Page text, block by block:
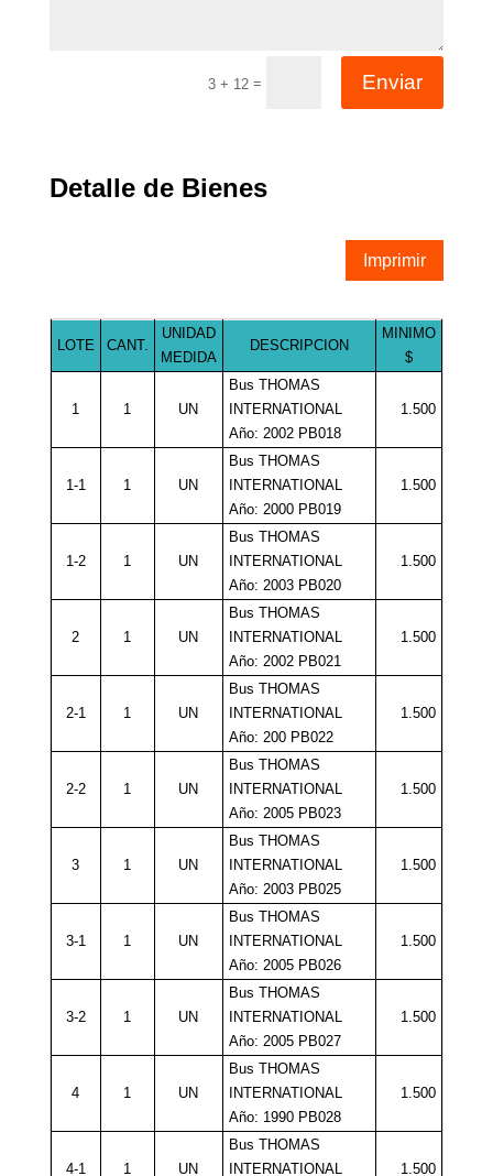
3 + 12 = Enviar
Detalle de Bienes
Imprimir
LOTE CANT.
UNIDAD
MEDIDA
DESCRIPCION
MINIMO
$
1 1 UN
Bus THOMAS
INTERNATIONAL
Año: 2002 PB018
1.500
1-1 1 UN
Bus THOMAS
INTERNATIONAL
Año: 2000 PB019
1.500
1-2 1 UN
Bus THOMAS
INTERNATIONAL
Año: 2003 PB020
1.500
2 1 UN
Bus THOMAS
INTERNATIONAL
Año: 2002 PB021
1.500
2-1 1 UN
Bus THOMAS
INTERNATIONAL
Año: 200 PB022
1.500
2-2 1 UN
Bus THOMAS
INTERNATIONAL
Año: 2005 PB023
1.500
3 1 UN
Bus THOMAS
INTERNATIONAL
Año: 2003 PB025
1.500
3-1 1 UN
Bus THOMAS
INTERNATIONAL
Año: 2005 PB026
1.500
3-2 1 UN
Bus THOMAS
INTERNATIONAL
Año: 2005 PB027
1.500
4 1 UN
Bus THOMAS
INTERNATIONAL
Año: 1990 PB028
1.500
4-1 1 UN
Bus THOMAS
INTERNATIONAL
1.500